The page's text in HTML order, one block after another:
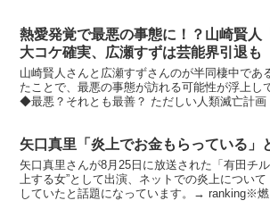
熱愛発覚で最悪の事態に！？山崎賢人
大コケ確実、広瀬すずは芸能界引退も
山崎賢人さんと広瀬すずさんのが半同棲中であ
たことで、最悪の事態が訪れる可能性が浮上し
◆最悪？それとも最善？ ただしい人類滅亡計
矢口真里「炎上でお金もらっている」
矢口真里さんが8月25日に放送された「有田チ
上する女”として出演、ネットでの炎上につい
していたと話題になっています。→ ranking※燃